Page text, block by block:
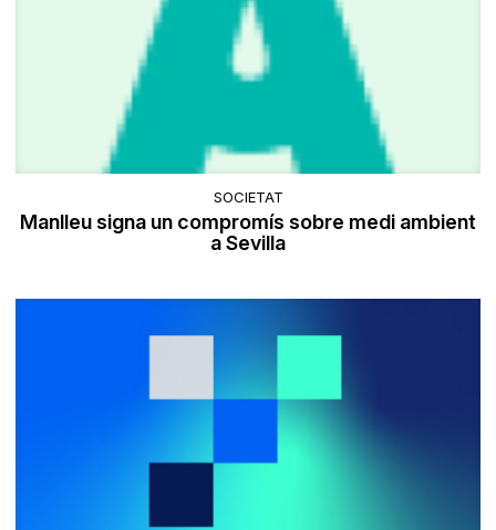
SOCIETAT
Manlleu signa un compromís sobre medi ambient
a Sevilla